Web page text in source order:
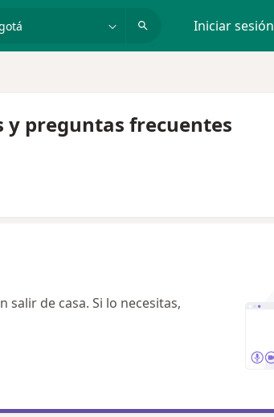
Iniciar sesión
preguntas frecuentes
de casa. Si lo necesitas,